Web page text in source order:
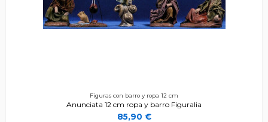
Figuras con barro y ropa 12 cm
Anunciata 12 cm ropa y barro Figuralia
85,90 €